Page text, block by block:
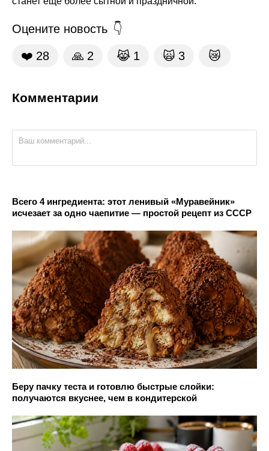
Оцените новость
❤️ 28 🙏 2 😹 1 🙀 3 😿
Комментарии
Всего 4 ингредиента: этот ленивый «Муравейник»
исчезает за одно чаепитие — простой рецепт из СССР
Беру пачку теста и готовлю быстрые слойки:
получаются вкуснее, чем в кондитерской